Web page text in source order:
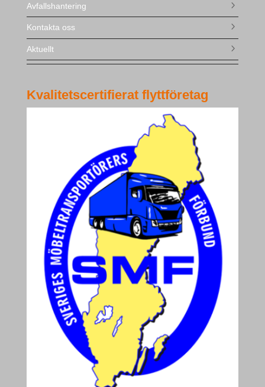
Avfallshantering
Kontakta oss
Aktuellt
Kvalitetscertifierat flyttföretag